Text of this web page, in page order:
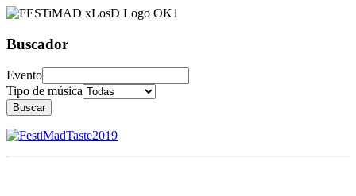
Buscador
Evento
Tipo de música
Buscar